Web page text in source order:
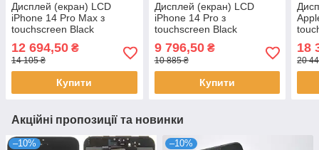
Дисплей (екран) LCD
iPhone 14 Pro Max з
touchscreen Black
Refurbished
12 694,50 ₴
14 105 ₴
Купити
Дисплей (екран) LCD
iPhone 14 Pro з
touchscreen Black
Refurbished
9 796,50₴
10 885 ₴
Купити
18
20
Акційні пропозиції та новинки
–10% –10%